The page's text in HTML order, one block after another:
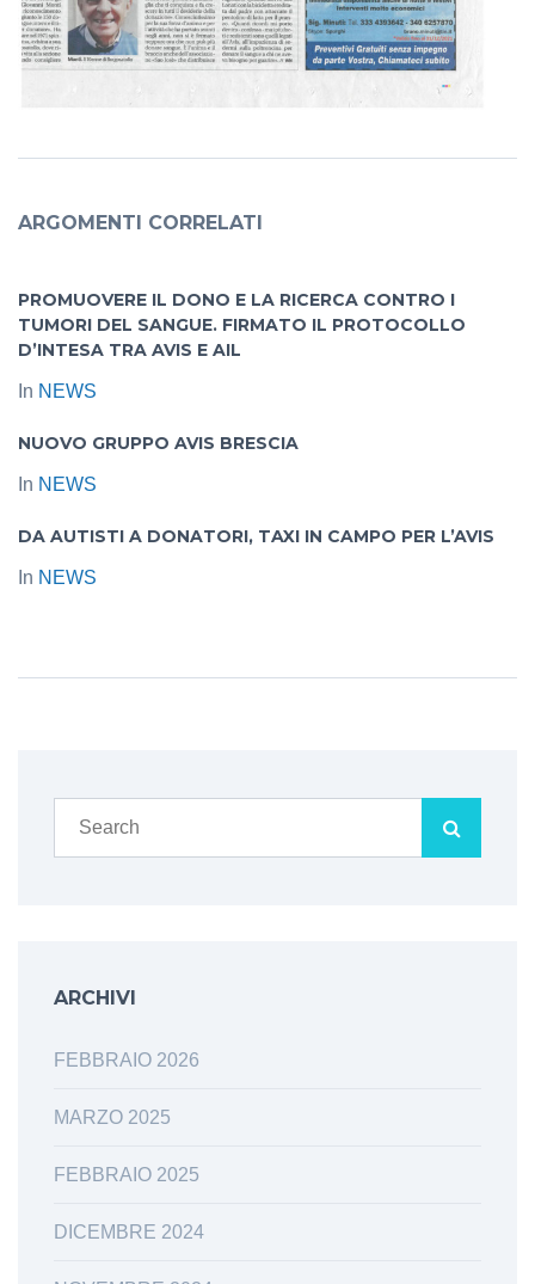
ARGOMENTI CORRELATI
PROMUOVERE IL DONO E LA RICERCA CONTRO I
TUMORI DEL SANGUE. FIRMATO IL PROTOCOLLO
D’INTESA TRA AVIS E AIL
In NEWS
NUOVO GRUPPO AVIS BRESCIA
In NEWS
DA AUTISTI A DONATORI, TAXI IN CAMPO PER L’AVIS
In NEWS
ARCHIVI
FEBBRAIO 2026
MARZO 2025
FEBBRAIO 2025
DICEMBRE 2024